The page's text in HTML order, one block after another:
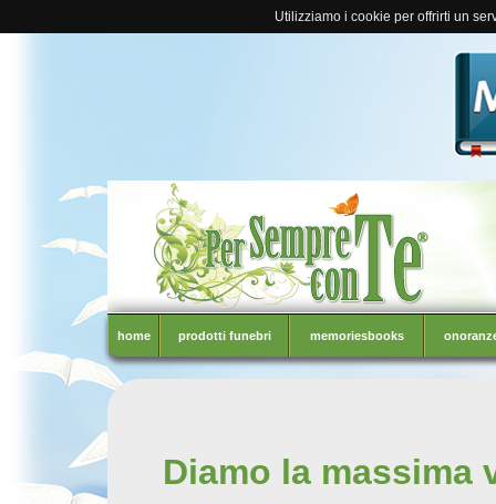
Utilizziamo i cookie per offrirti un
home prodotti funebri memoriesbooks
Diamo la massima